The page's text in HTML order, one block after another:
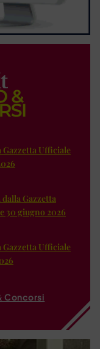
Ufficiale
Gazzetta
30 giugno 2026
Ufficiale
Concorsi